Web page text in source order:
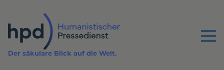
Inhalt
Menu
Der säkulare Blick auf die Welt.